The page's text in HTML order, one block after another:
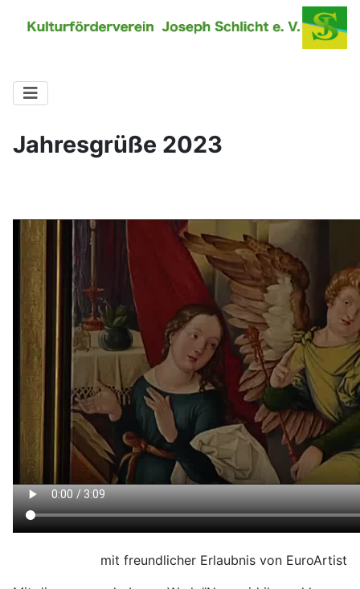
Jahresgrüße 2023
mit freundlicher Erlaubnis von EuroArtist